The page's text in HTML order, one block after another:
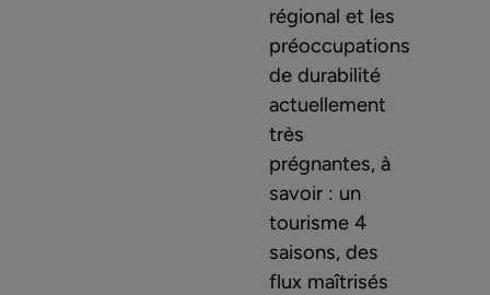
régional et les
préoccupations
de durabilité
actuellement
très
prégnantes, à
savoir : un
tourisme 4
saisons, des
flux maîtrisés